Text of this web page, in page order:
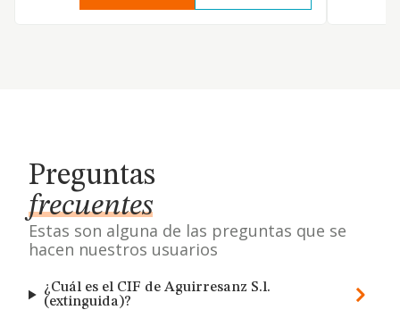
Preguntas
frecuentes
Estas son alguna de las preguntas que se
hacen nuestros usuarios
¿Cuál es el CIF de Aguirresanz S.l.
(extinguida)?